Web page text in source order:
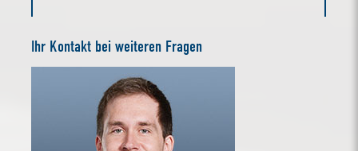
Ihr Kontakt bei weiteren Fragen